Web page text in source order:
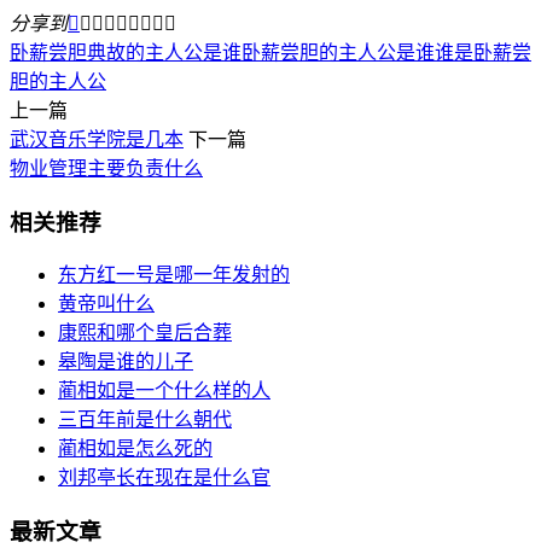
分享到        
卧薪尝胆典故的主人公是谁卧薪尝胆的主人公是谁谁是卧薪尝
胆的主人公
上一篇
武汉音乐学院是几本 下一篇
物业管理主要负责什么
相关推荐
东方红一号是哪一年发射的
黄帝叫什么
康熙和哪个皇后合葬
皋陶是谁的儿子
蔺相如是一个什么样的人
三百年前是什么朝代
蔺相如是怎么死的
刘邦亭长在现在是什么官
最新文章